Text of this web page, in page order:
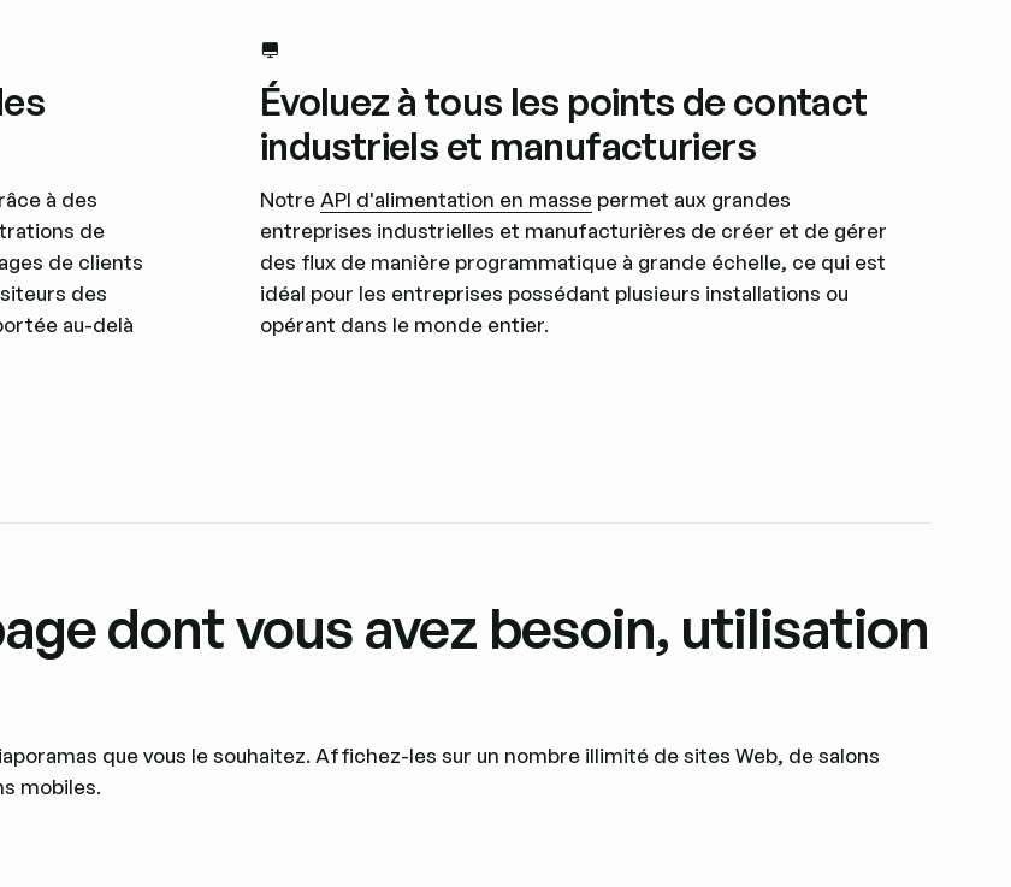
à des
de
de clients
des
au-delà
Évoluez à tous les points de contact
industriels et manufacturiers
Notre API d'alimentation en massepermet aux grandes
entreprises industrielles et manufacturières de créer et de gérer
des flux de manière programmatique à grande échelle, ce qui est
idéal pour les entreprises possédant plusieurs installations ou
opérant dans le monde entier.
dont vous avez besoin, utilisation
que vous le souhaitez. Affichez-les sur un nombre illimité de sites Web, de salons
mobiles.